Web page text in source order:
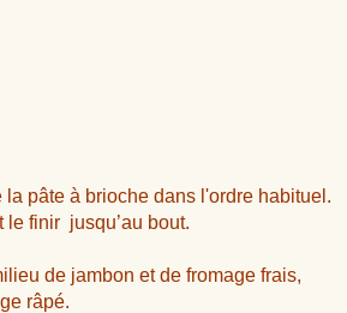
pâte à brioche dans l'ordre habituel.
le finir jusqu’au bout.
de jambon et de fromage frais,
râpé.